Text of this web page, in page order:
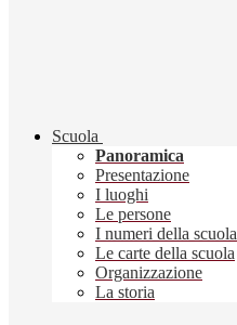
Scuola
Panoramica
Presentazione
I luoghi
Le persone
I numeri della scuola
Le carte della scuola
Organizzazione
La storia